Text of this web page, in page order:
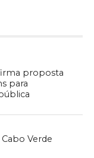
proposta
para
Verde